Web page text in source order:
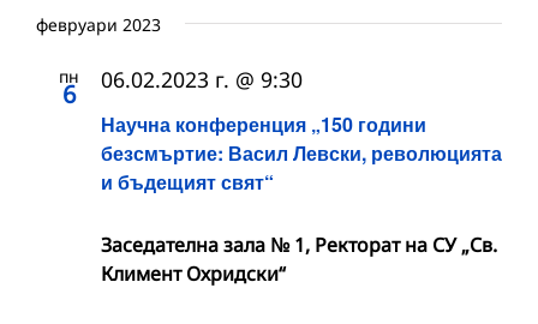
февруари 2023
пн
6
Научна конференция „150 години
безсмъртие: Васил Левски, революцията
и бъдещият свят“
06.02.2023 г. @ 9:30
Заседателна зала № 1, Ректорат на СУ „Св.
Климент Охридски“